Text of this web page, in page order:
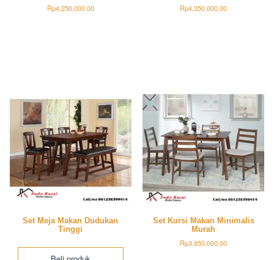
Rp4,250,000.00 Rp4,350,000.00
Set Meja Makan Dudukan
Tinggi
Set Kursi Makan Minimalis
Murah
Rp3,850,000.00